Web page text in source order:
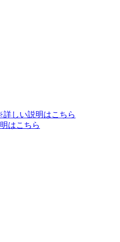
しい説明はこちら
はこちら